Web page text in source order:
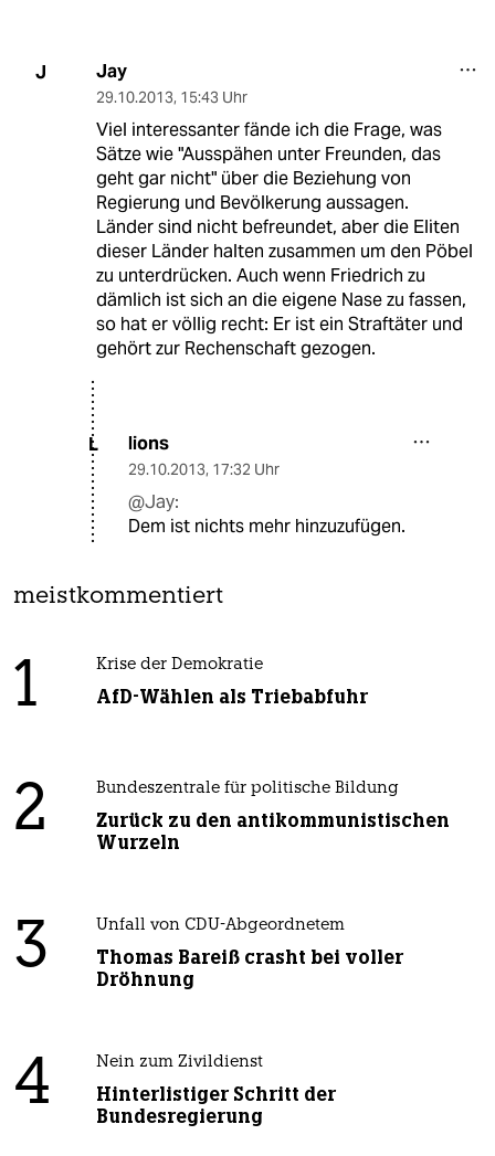
J Jay
29.10.2013, 15:43 Uhr
Viel interessanter fände ich die Frage, was
Sätze wie "Ausspähen unter Freunden, das
geht gar nicht" über die Beziehung von
Regierung und Bevölkerung aussagen.
Länder sind nicht befreundet, aber die Eliten
dieser Länder halten zusammen um den Pöbel
zu unterdrücken. Auch wenn Friedrich zu
dämlich ist sich an die eigene Nase zu fassen,
so hat er völlig recht: Er ist ein Straftäter und
gehört zur Rechenschaft gezogen.
L lions
29.10.2013, 17:32 Uhr
@Jay:
Dem ist nichts mehr hinzuzufügen.
meistkommentiert
1 Krise der Demokratie
AfD-Wählen als Triebabfuhr
2 Bundeszentrale für politische Bildung
Zurück zu den antikommunistischen
Wurzeln
3 Unfall von CDU-Abgeordnetem
Thomas Bareiß crasht bei voller
Dröhnung
4 Nein zum Zivildienst
Hinterlistiger Schritt der
Bundesregierung